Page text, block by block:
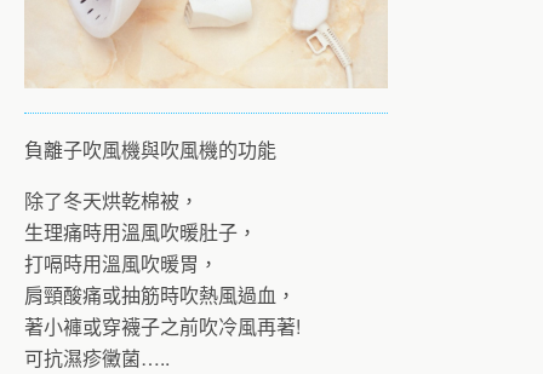
負離子吹風機與吹風機的功能
除了冬天烘乾棉被，
生理痛時用溫風吹暖肚子，
打嗝時用溫風吹暖胃，
肩頸酸痛或抽筋時吹熱風過血，
著小褲或穿襪子之前吹冷風再著!
可抗濕疹黴菌…..